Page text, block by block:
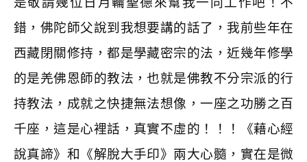
錯，佛陀師父說到我想要講的話了，我前些年在
西藏閉關修持，都是學藏密宗的法，近幾年修學
的是羌佛恩師的教法，也就是佛教不分宗派的行
持教法，成就之快捷無法想像，一座之功勝之百
千座，這是心裡話，真實不虛的！！！《藉心經
說真諦》和《解脫大手印》兩大心髓，實在是微